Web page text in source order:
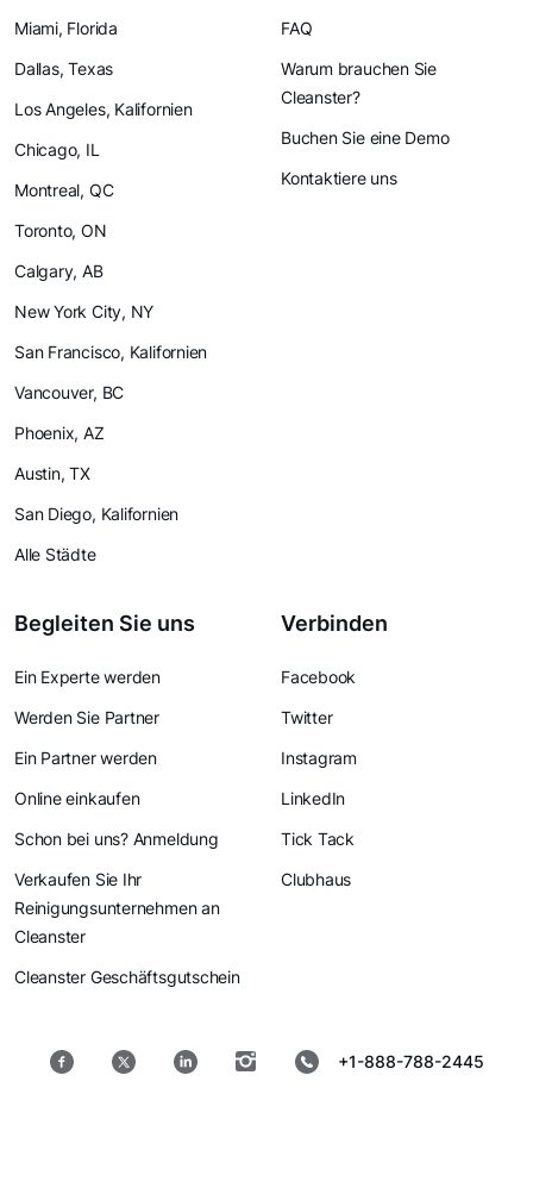
Miami, Florida
Dallas, Texas
Los Angeles, Kalifornien
Chicago, IL
Montreal, QC
Toronto, ON
Calgary, AB
New York City, NY
San Francisco, Kalifornien
Vancouver, BC
Phoenix, AZ
Austin, TX
San Diego, Kalifornien
Alle Städte
FAQ
Warum brauchen Sie
Cleanster?
Buchen Sie eine Demo
Kontaktiere uns
Begleiten Sie uns
Ein Experte werden
Werden Sie Partner
Ein Partner werden
Online einkaufen
Schon bei uns? Anmeldung
Verkaufen Sie Ihr
Reinigungsunternehmen an
Cleanster
Cleanster Geschäftsgutschein
Verbinden
Facebook
Twitter
Instagram
LinkedIn
Tick Tack
Clubhaus
+1-888-788-2445